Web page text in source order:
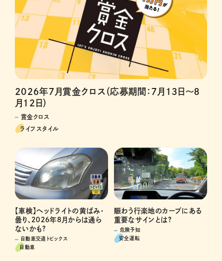
2026年7月賞金クロス（応募期間：7月13日～8
月12日）
賞金クロス
ライフスタイル
【車検】ヘッドライトの黄ばみ・
曇り、2026年8月からは通ら
ないかも?
自動車交通トピックス
自動車
賑わう行楽地のカーブにある
重要なサインとは?
危険予知
安全運転